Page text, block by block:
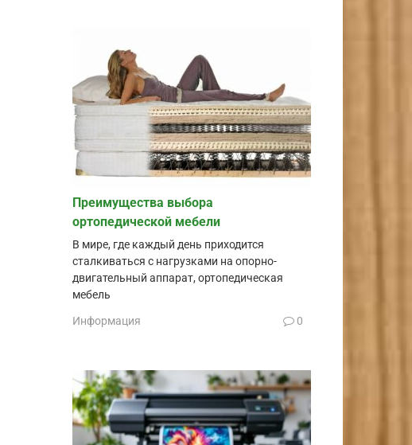
Преимущества выбора
ортопедической мебели
В мире, где каждый день приходится
сталкиваться с нагрузками на опорно-
двигательный аппарат, ортопедическая
мебель
Информация 0